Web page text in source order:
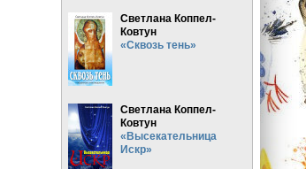
Светлана Коппел-
Ковтун
«Сквозь тень»
Светлана Коппел-
Ковтун
«Высекательница
Искр»